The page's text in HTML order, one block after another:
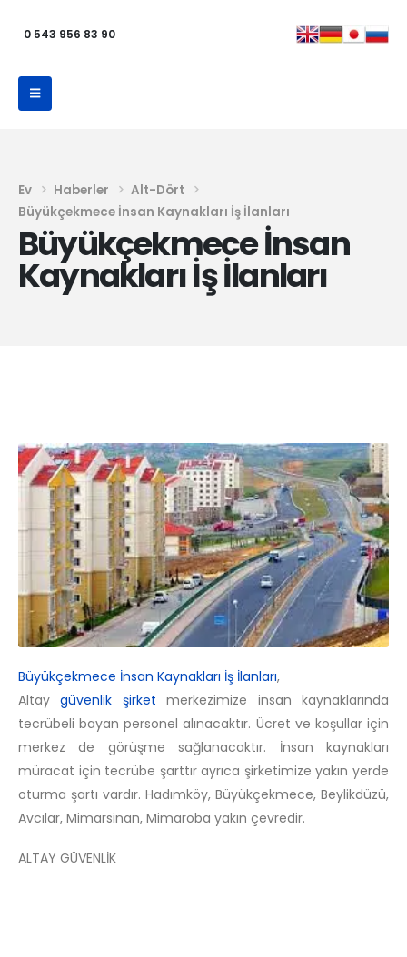
0 543 956 83 90
Ev Haberler
Alt-Dört
Büyükçekmece İnsan Kaynakları İş İlanları
Büyükçekmece İnsan
Kaynakları İş İlanları
Büyükçekmece İnsan Kaynakları İş İlanları,
Altaygüvenlik şirket merkezimize insan kaynaklarında
tecrübeli bayan personel alınacaktır. Ücret ve koşullar için
merkez de görüşme sağlanacaktır. İnsan kaynakları
müracat için tecrübe şarttır ayrıca şirketimize yakın yerde
oturma şartı vardır. Hadımköy, Büyükçekmece, Beylikdüzü,
Avcılar, Mimarsinan, Mimaroba yakın çevredir.
ALTAY GÜVENLİK